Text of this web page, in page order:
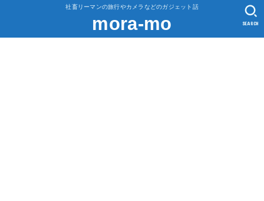
社畜リーマンの旅行やカメラなどのガジェット話
mora-mo SEARCH